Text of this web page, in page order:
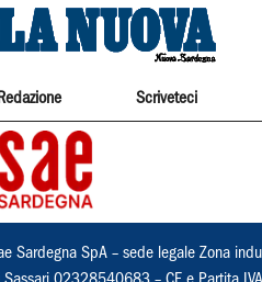
Redazione Scriveteci
Sardegna SpA – sede legale Zona